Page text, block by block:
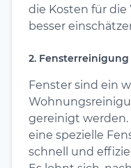
die Kosten für
besser
2. Fensterreinigung
Fenster sind ein
gereinigt
eine spezielle
schnell und